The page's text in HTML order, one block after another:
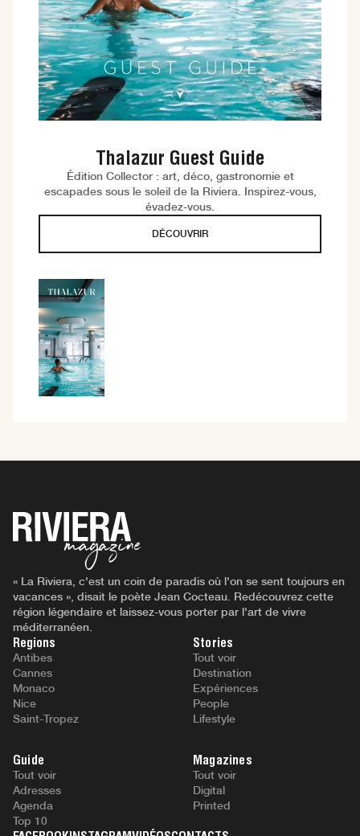
Thalazur Guest Guide
Édition Collector : art, déco, gastronomie et
escapades sous le soleil de la Riviera. Inspirez-vous,
évadez-vous.
DÉCOUVRIR
« La Riviera, c'est un coin de paradis où l'on se sent toujours en
vacances », disait le poète Jean Cocteau. Redécouvrez cette
région légendaire et laissez-vous porter par l'art de vivre
méditerranéen.
Regions
Antibes
Cannes
Monaco
Nice
Saint-Tropez
Stories
Tout voir
Destination
Expériences
People
Lifestyle
Guide
Tout voir
Adresses
Agenda
Top 10
Magazines
Tout voir
Digital
Printed